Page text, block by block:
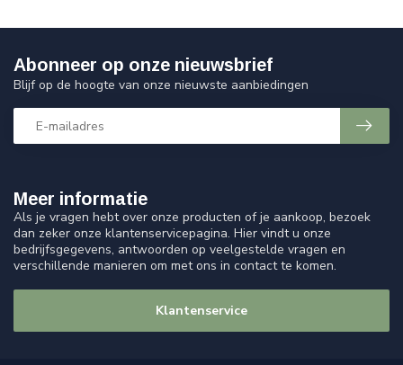
Meer informatie
Als je vragen hebt over onze producten of je aankoop, bezoek
dan zeker onze klantenservicepagina. Hier vindt u onze
bedrijfsgegevens, antwoorden op veelgestelde vragen en
verschillende manieren om met ons in contact te komen.
Klantenservice
Abonneer op onze nieuwsbrief
Blijf op de hoogte van onze nieuwste aanbiedingen